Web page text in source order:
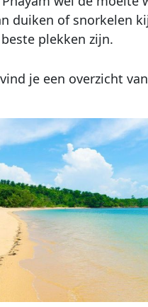
duiken of snorkelen
plekken zijn.
je een overzicht